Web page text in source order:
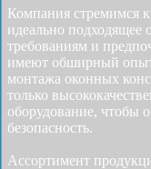
Компания стремимся
идеально подходящее
требованиям и
имеют обширный опыт
монтажа оконных
только
оборудование, чтобы
безопасность.
Ассортимент